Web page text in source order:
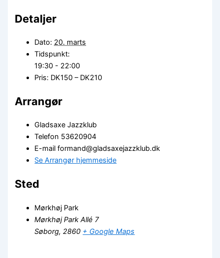
Detaljer
Dato: 20. marts
Tidspunkt:
19:30 - 22:00
Pris: DK150 – DK210
Arrangør
Gladsaxe Jazzklub
Telefon 53620904
E-mailformand@gladsaxejazzklub.dk
Se Arrangør hjemmeside
Sted
Mørkhøj Park
Mørkhøj Park Allé 7
Søborg, 2860 + Google Maps